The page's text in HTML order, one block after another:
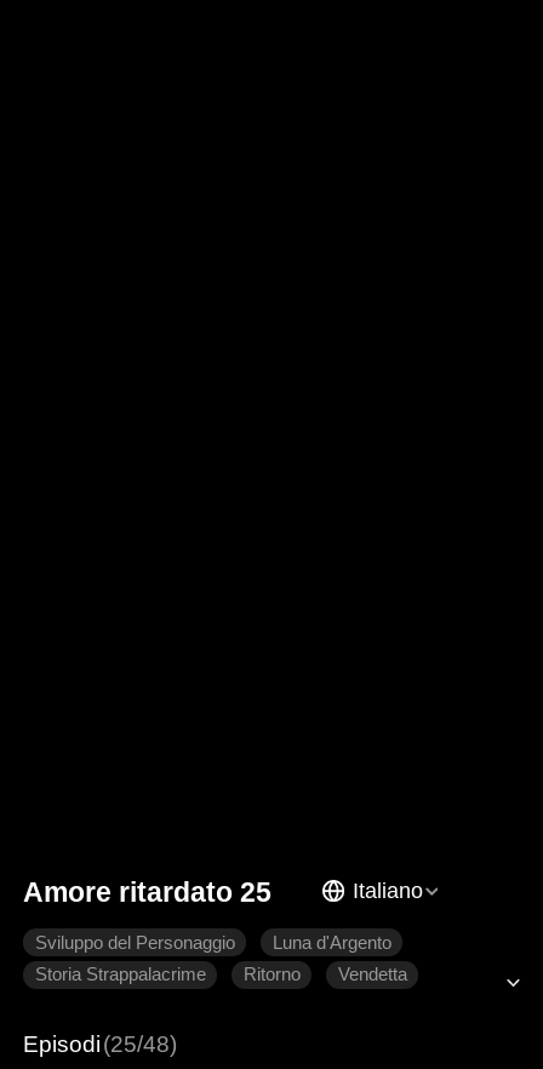
Amore ritardato 25 Italiano
Sviluppo del Personaggio
Luna d'Argento
Storia Strappalacrime
Ritorno
Vendetta
Episodi(25/48)